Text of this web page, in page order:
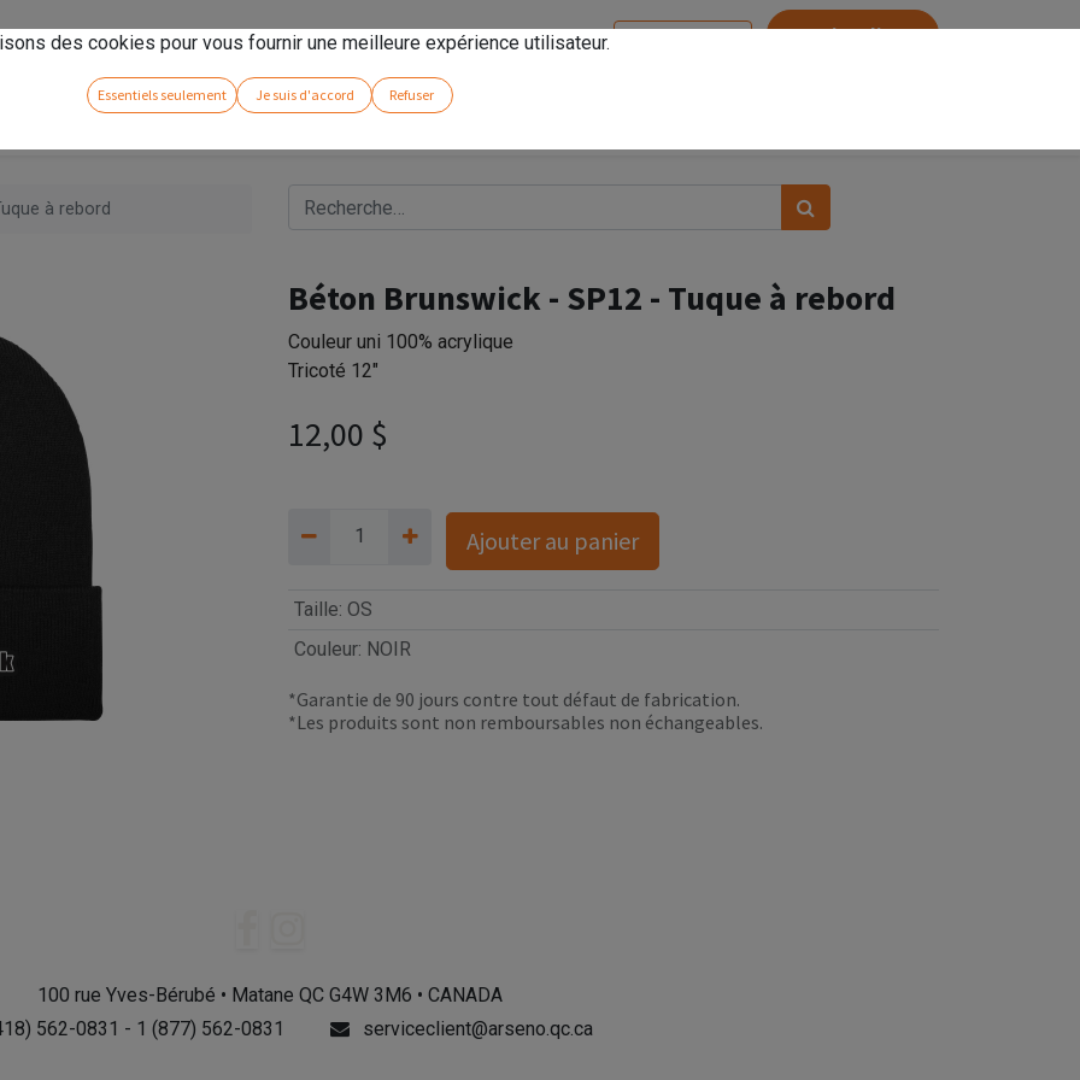
! Service client
à rebord
Béton Brunswick - SP12 - Tuque à rebord
Couleur uni 100% acrylique
Tricoté 12"
12,00 $
Ajouter au panier
Taille: OS
Couleur: NOIR
*Garantie de 90 jours contre tout défaut de fabrication.
*Les produits sont non remboursables non échangeables.
100 rue Yves-Bérubé • Matane QC G4W 3M6 • CANADA
562-0831 - 1 (877) 562-0831
serviceclient@arseno.qc.ca
des cookies pour vous fournir une meilleure expérience utilisateur.
Essentiels seulement Je suis d'accord Refuser